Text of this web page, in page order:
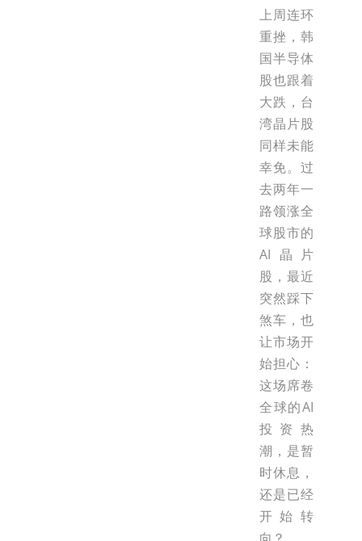
上周连环
重挫，韩
国半导体
股也跟着
大跌，台
湾晶片股
同样未能
幸免。过
去两年一
路领涨全
球股市的
AI晶片
股，最近
突然踩下
煞车，也
让市场开
始担心：
这场席卷
全球的AI
投资热
潮，是暂
时休息，
还是已经
开始转